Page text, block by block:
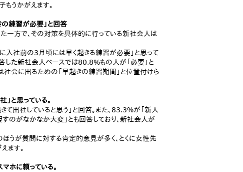
うかがえます。
練習が必要」と回答
た一方で、その対策を具体的に行っている新社会人は
に入社前の3月頃には早く起きる練習が必要」と思って
した新社会人ベースでは80.8%もの人が「必要」と
社会に出るための「早起きの練習期間」と位置付けら
と思っている。
出社していると思う」と回答。また、83.3%が「新人
のがなかなか大変」とも回答しており、新社会人が
うが質問に対する肯定的意見が多く、とくに女性先
ます。
ホに頼っている。